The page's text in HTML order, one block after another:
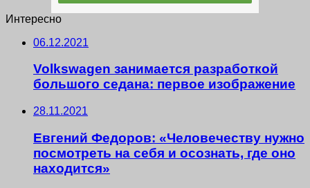
Интересно
06.12.2021
Volkswagen занимается разработкой
большого седана: первое изображение
28.11.2021
Евгений Федоров: «Человечеству нужно
посмотреть на себя и осознать, где оно
находится»